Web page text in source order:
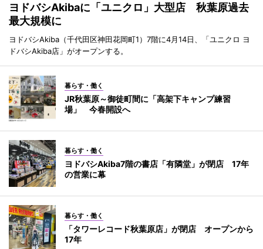
ヨドバシAkibaに「ユニクロ」大型店 秋葉原過去
最大規模に
ヨドバシAkiba（千代田区神田花岡町1）7階に4月14日、「ユニクロ ヨ
ドバシAkiba店」がオープンする。
暮らす・働く
JR秋葉原～御徒町間に「高架下キャンプ練習
場」 今春開設へ
暮らす・働く
ヨドバシAkiba7階の書店「有隣堂」が閉店 17年
の営業に幕
暮らす・働く
「タワーレコード秋葉原店」が閉店 オープンから
17年